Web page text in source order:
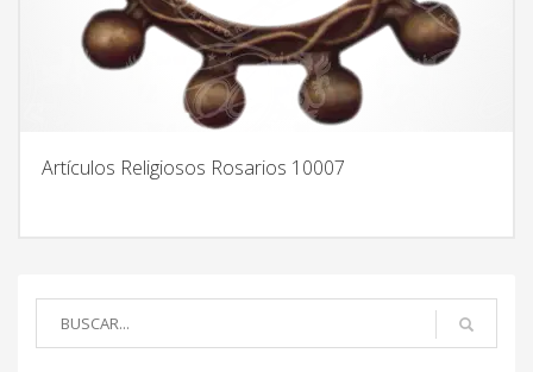
Artículos Religiosos Rosarios 10007